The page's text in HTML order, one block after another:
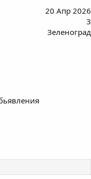
20 Апр 2026
3
Зеленоград